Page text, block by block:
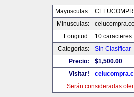
Mayusculas:
Minusculas:
Longitud:
10 caracteres
Categorias:
Sin Clasificar
Precio:
$1,500.00
Visitar!
Serán consideradas